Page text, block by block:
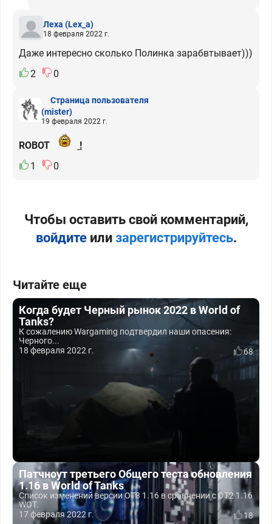
Леха (Leх_а)
18 февраля 2022 г.
Даже интересно сколько Полинка зарабвтывает)))
2
0
Страница пользователя
(mister)
19 февраля 2022 г.
ROBOT
!
1
0
Чтобы оставить свой комментарий,
войдитеили зарегистрируйтесь.
Читайте еще
Когда будет Черный рынок 2022 в World of
Tanks?
К сожалению Wargaming подтвердил наши опасения:
Черного...
18 февраля 2022 г.
68
Патчноут третьего Общего теста обновления
1.16 в World of Tanks
Список изменений версии ОТ3 1.16 в сравнении с ОТ2 1.16
WOT.
17 февраля 2022 г.
18